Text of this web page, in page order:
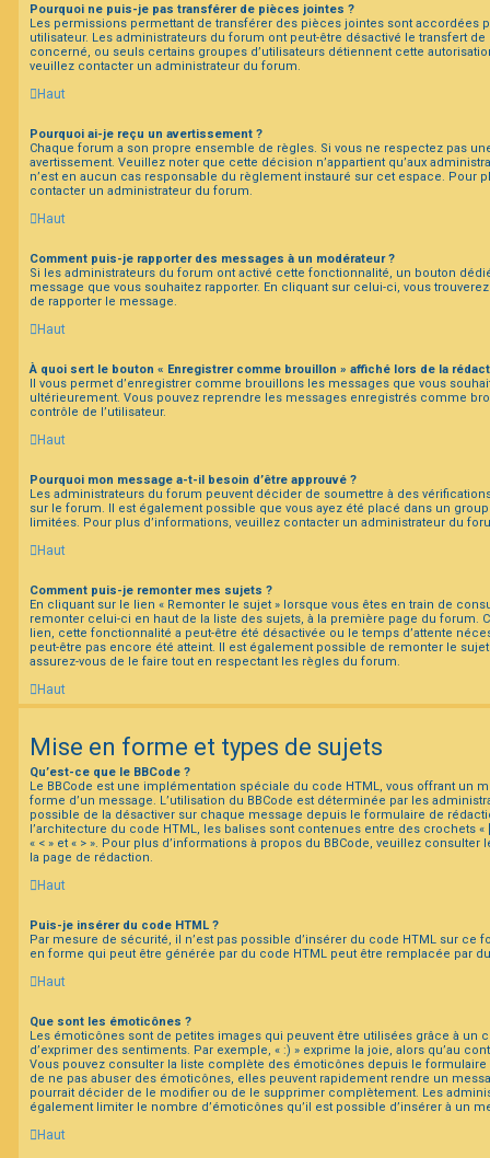
Pourquoi ne puis-je pas transférer de pièces jointes ?
Les permissions permettant de transférer des pièces jointes sont accordées
utilisateur. Les administrateurs du forum ont peut-être désactivé le transfert
concerné, ou seuls certains groupes d’utilisateurs détiennent cette
veuillez contacter un administrateur du forum.
Haut
Pourquoi ai-je reçu un avertissement ?
Chaque forum a son propre ensemble de règles. Si vous ne respectez pas
avertissement. Veuillez noter que cette décision n’appartient qu’aux
n’est en aucun cas responsable du règlement instauré sur cet espace. Pour
contacter un administrateur du forum.
Haut
Comment puis-je rapporter des messages à un modérateur ?
Si les administrateurs du forum ont activé cette fonctionnalité, un bouton
message que vous souhaitez rapporter. En cliquant sur celui-ci, vous
de rapporter le message.
Haut
À quoi sert le bouton « Enregistrer comme brouillon » affiché lors de la
Il vous permet d’enregistrer comme brouillons les messages que vous
ultérieurement. Vous pouvez reprendre les messages enregistrés comme
contrôle de l’utilisateur.
Haut
Pourquoi mon message a-t-il besoin d’être approuvé ?
Les administrateurs du forum peuvent décider de soumettre à des
sur le forum. Il est également possible que vous ayez été placé dans un
limitées. Pour plus d’informations, veuillez contacter un administrateur du
Haut
Comment puis-je remonter mes sujets ?
En cliquant sur le lien « Remonter le sujet » lorsque vous êtes en train de
remonter celui-ci en haut de la liste des sujets, à la première page du forum.
lien, cette fonctionnalité a peut-être été désactivée ou le temps d’attente
peut-être pas encore été atteint. Il est également possible de remonter le
assurez-vous de le faire tout en respectant les règles du forum.
Haut
Mise en forme et types de sujets
Qu’est-ce que le BBCode ?
Le BBCode est une implémentation spéciale du code HTML, vous offrant un
forme d’un message. L’utilisation du BBCode est déterminée par les
possible de la désactiver sur chaque message depuis le formulaire de
l’architecture du code HTML, les balises sont contenues entre des crochets «
« < » et « > ». Pour plus d’informations à propos du BBCode, veuillez
la page de rédaction.
Haut
Puis-je insérer du code HTML ?
Par mesure de sécurité, il n’est pas possible d’insérer du code HTML sur ce
en forme qui peut être générée par du code HTML peut être remplacée par
Haut
Que sont les émoticônes ?
Les émoticônes sont de petites images qui peuvent être utilisées grâce à un
d’exprimer des sentiments. Par exemple, « :) » exprime la joie, alors qu’au
Vous pouvez consulter la liste complète des émoticônes depuis le formulaire
de ne pas abuser des émoticônes, elles peuvent rapidement rendre un
pourrait décider de le modifier ou de le supprimer complètement. Les
également limiter le nombre d’émoticônes qu’il est possible d’insérer à un
Haut